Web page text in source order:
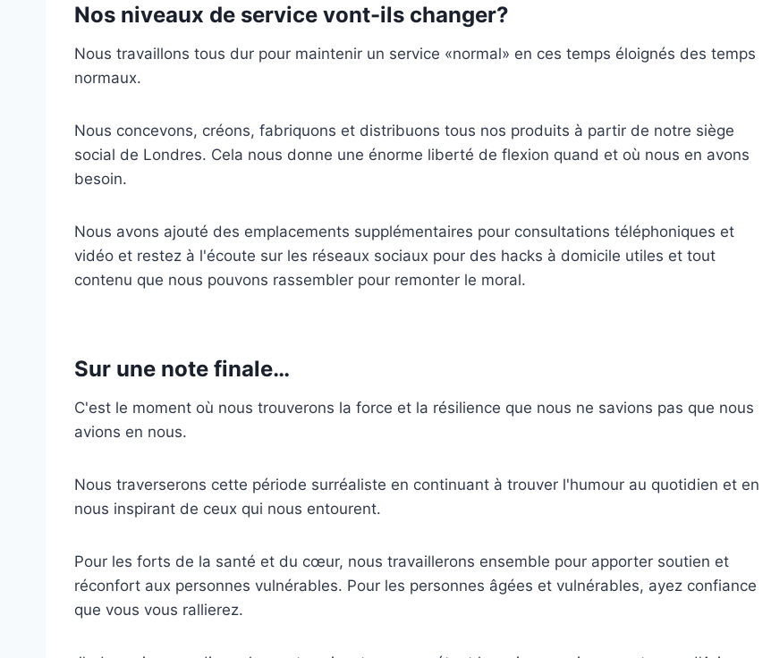
Nos niveaux de service vont-ils changer?
Nous travaillons tous dur pour maintenir un service «normal» en ces temps éloignés des temps
normaux.
Nous concevons, créons, fabriquons et distribuons tous nos produits à partir de notre siège
social de Londres. Cela nous donne une énorme liberté de flexion quand et où nous en avons
besoin.
Nous avons ajouté des emplacements supplémentaires pour consultations téléphoniques et
vidéo et restez à l'écoute sur les réseaux sociaux pour des hacks à domicile utiles et tout
contenu que nous pouvons rassembler pour remonter le moral.
Sur une note finale…
C'est le moment où nous trouverons la force et la résilience que nous ne savions pas que nous
avions en nous.
Nous traverserons cette période surréaliste en continuant à trouver l'humour au quotidien et en
nous inspirant de ceux qui nous entourent.
Pour les forts de la santé et du cœur, nous travaillerons ensemble pour apporter soutien et
réconfort aux personnes vulnérables. Pour les personnes âgées et vulnérables, ayez confiance
que vous vous rallierez.